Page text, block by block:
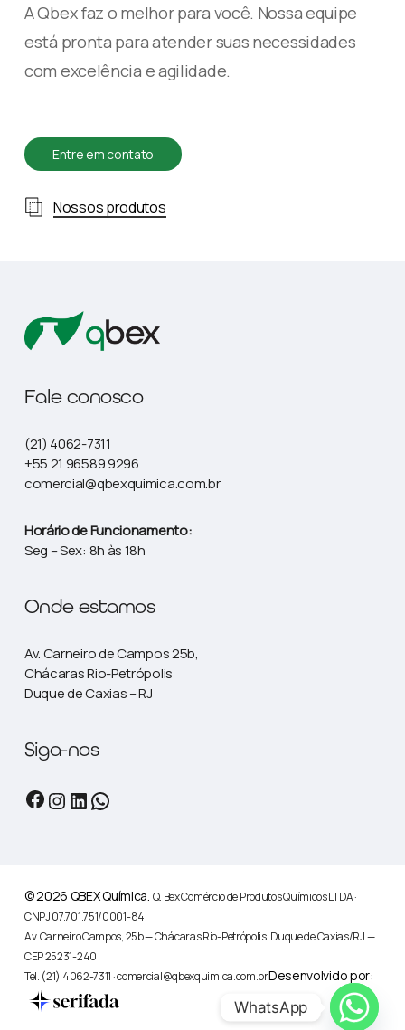
A Qbex faz o melhor para você. Nossa equipe
está pronta para atender suas necessidades
com excelência e agilidade.
Entre em contato
Nossos produtos
Fale conosco
(21) 4062-7311
+55 21 96589 9296
comercial@qbexquimica.com.br
Horário de Funcionamento:
Seg – Sex: 8h às 18h
Onde estamos
Av. Carneiro de Campos 25b,
Chácaras Rio-Petrópolis
Duque de Caxias – RJ
Siga-nos
Facebook
Instagram
LinkedIn
© 2026 QBEX Química. Q. Bex Comércio de Produtos Químicos LTDA ·
CNPJ 07.701.751/0001-84
Av. Carneiro Campos, 25b — Chácaras Rio-Petrópolis, Duque de Caxias/RJ —
CEP 25231-240
Tel. (21) 4062-7311 · comercial@qbexquimica.com.brDesenvolvido por:
WhatsApp